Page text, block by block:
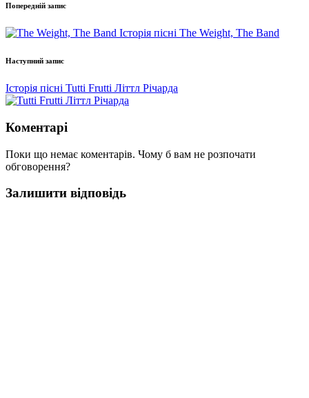
Навігація
по
Попередній запис
Історія пісні The Weight, The Band
Наступний запис
Історія пісні Tutti Frutti Літтл Річарда
Коментарі
Поки що немає коментарів. Чому б вам не розпочати
обговорення?
Залишити відповідь